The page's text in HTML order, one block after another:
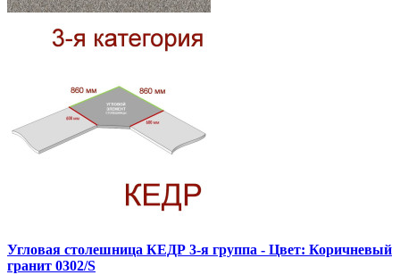
Угловая столешница КЕДР 3-я группа - Цвет: Коричневый
гранит 0302/S